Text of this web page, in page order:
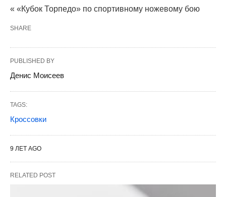
« «Кубок Торпедо» по спортивному ножевому бою
SHARE
PUBLISHED BY
Денис Моисеев
TAGS:
Кроссовки
9 ЛЕТ AGO
RELATED POST